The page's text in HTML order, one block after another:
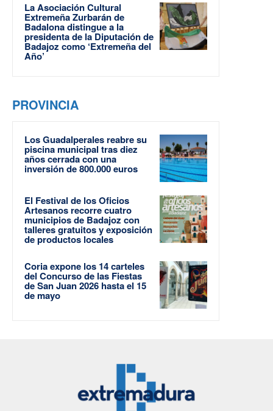
La Asociación Cultural
Extremeña Zurbarán de
Badalona distingue a la
presidenta de la Diputación de
Badajoz como ‘Extremeña del
Año’
PROVINCIA
Los Guadalperales reabre su
piscina municipal tras diez
años cerrada con una
inversión de 800.000 euros
El Festival de los Oficios
Artesanos recorre cuatro
municipios de Badajoz con
talleres gratuitos y exposición
de productos locales
Coria expone los 14 carteles
del Concurso de las Fiestas
de San Juan 2026 hasta el 15
de mayo